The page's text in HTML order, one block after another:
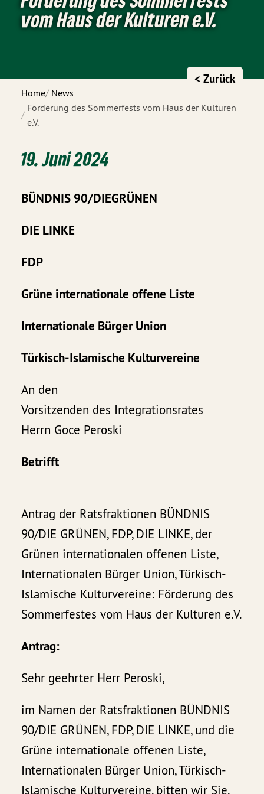
vom Haus der Kulturen e.V.
Home News
Förderung des Sommerfests vom Haus der Kulturen
e.V.
< Zurück
19. Juni 2024
BÜNDNIS 90/DIEGRÜNEN
DIE LINKE
FDP
Grüne internationale offene Liste
Internationale Bürger Union
Türkisch-Islamische Kulturvereine
An den
Vorsitzenden des Integrationsrates
Herrn Goce Peroski
Betrifft
Antrag der Ratsfraktionen BÜNDNIS
90/DIE GRÜNEN, FDP, DIE LINKE, der
Grünen internationalen offenen Liste,
Internationalen Bürger Union, Türkisch-
Islamische Kulturvereine: Förderung des
Sommerfestes vom Haus der Kulturen e.V.
Antrag:
Sehr geehrter Herr Peroski,
im Namen der Ratsfraktionen BÜNDNIS
90/DIE GRÜNEN, FDP, DIE LINKE, und die
Grüne internationale offenen Liste,
Internationalen Bürger Union, Türkisch-
Islamische Kulturvereine, bitten wir Sie,